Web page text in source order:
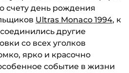
счету день рождения
Ultras Monaco 1994, к
другие
со всех уголков
ярко и красочно
событие в жизни